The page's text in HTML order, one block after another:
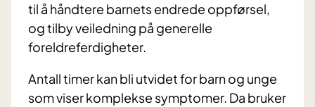
til å håndtere barnets endrede oppførsel,
og tilby veiledning på generelle
foreldreferdigheter.
Antall timer kan bli utvidet for barn og unge
som viser komplekse symptomer. Da bruker